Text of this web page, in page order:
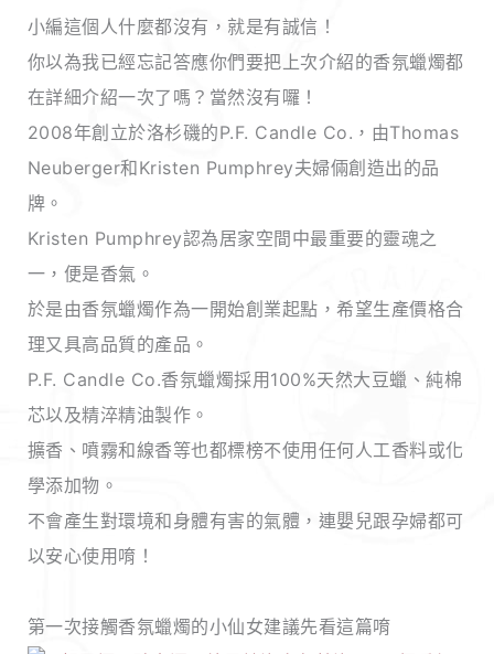
小編這個人什麼都沒有，就是有誠信！
你以為我已經忘記答應你們要把上次介紹的香氛蠟燭都
在詳細介紹一次了嗎？當然沒有囉！
2008年創立於洛杉磯的P.F. Candle Co.，由Thomas
Neuberger和Kristen Pumphrey夫婦倆創造出的品
牌。
Kristen Pumphrey認為居家空間中最重要的靈魂之
一，便是香氣。
於是由香氛蠟燭作為一開始創業起點，希望生產價格合
理又具高品質的產品。
P.F. Candle Co.香氛蠟燭採用100%天然大豆蠟、純棉
芯以及精淬精油製作。
擴香、噴霧和線香等也都標榜不使用任何人工香料或化
學添加物。
不會產生對環境和身體有害的氣體，連嬰兒跟孕婦都可
以安心使用唷！
第一次接觸香氛蠟燭的小仙女建議先看這篇唷